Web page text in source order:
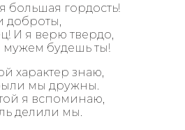
гордость!
доброты,
И я верю твердо,
будешь ты!
характер знаю,
мы дружны.
я вспоминаю,
делили мы.